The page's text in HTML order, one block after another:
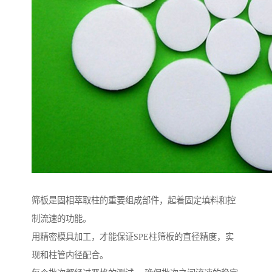
筛板是固相萃取柱的重要组成部件，起着固定填料和控
制流速的功能。
用精密模具加工，才能保证SPE柱筛板的直径精度，实
现和柱管内径配合。